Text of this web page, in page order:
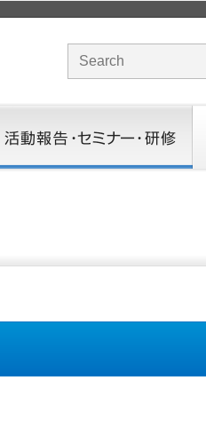
サイト内検索のキーワード